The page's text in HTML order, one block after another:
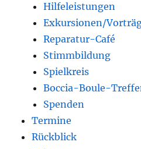
Hilfeleistungen
Exkursionen/
Reparatur-Café
Stimmbildung
Spielkreis
Boccia-Boule-
Spenden
Termine
Rückblick